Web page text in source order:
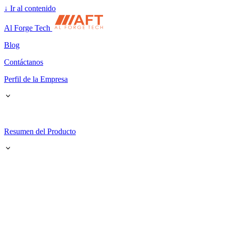
↓ Ir al contenido
Al Forge Tech
Blog
Contáctanos
Perfil de la Empresa
Resumen del Producto